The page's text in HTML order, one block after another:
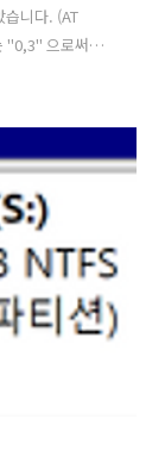
니다. (AT
"0,3" 으로써
런것으로 예
았습니다.